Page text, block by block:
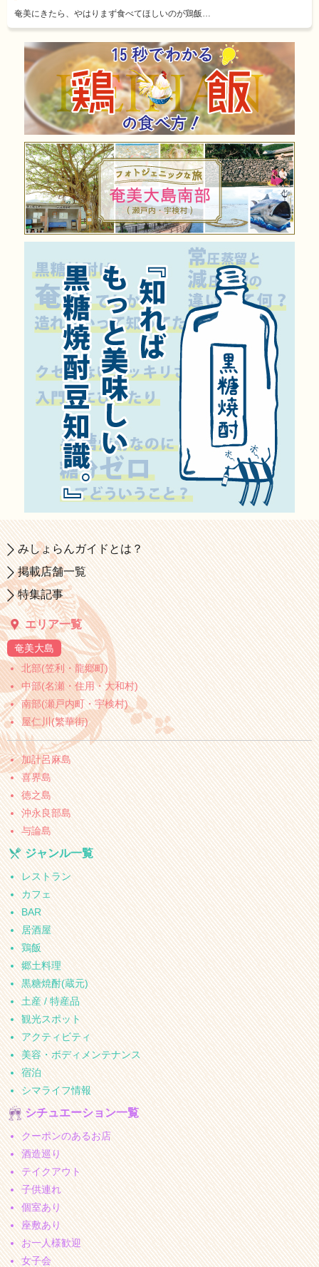
奄美にきたら、やはりまず食べてほしいのが鶏飯…
みしょらんガイドとは？
掲載店舗一覧
特集記事
エリア一覧
奄美大島
北部(笠利・龍郷町)
中部(名瀬・住用・大和村)
南部(瀬戸内町・宇検村)
屋仁川(繁華街)
加計呂麻島
喜界島
徳之島
沖永良部島
与論島
ジャンル一覧
レストラン
カフェ
BAR
居酒屋
鶏飯
郷土料理
黒糖焼酎(蔵元)
土産 / 特産品
観光スポット
アクティビティ
美容・ボディメンテナンス
宿泊
シマライフ情報
シチュエーション一覧
クーポンのあるお店
酒造巡り
テイクアウト
子供連れ
個室あり
座敷あり
お一人様歓迎
女子会